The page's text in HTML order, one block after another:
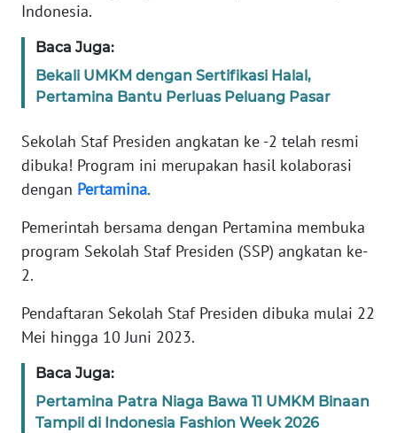
Indonesia.
Baca Juga:
Bekali UMKM dengan Sertifikasi Halal,
Pertamina Bantu Perluas Peluang Pasar
Sekolah Staf Presiden angkatan ke -2 telah resmi
dibuka! Program ini merupakan hasil kolaborasi
dengan Pertamina.
Pemerintah bersama dengan Pertamina membuka
program Sekolah Staf Presiden (SSP) angkatan ke-
2.
Pendaftaran Sekolah Staf Presiden dibuka mulai 22
Mei hingga 10 Juni 2023.
Baca Juga:
Pertamina Patra Niaga Bawa 11 UMKM Binaan
Tampil di Indonesia Fashion Week 2026
Wahana
Regional
SUMUT
WN
WN
WN
BANTEN
NTT